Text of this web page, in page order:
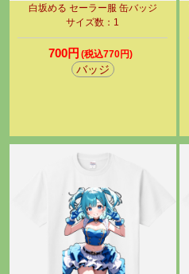
白坂める セーラー服 缶バッジ
サイズ数：1
700円 (税込770円)
バッジ